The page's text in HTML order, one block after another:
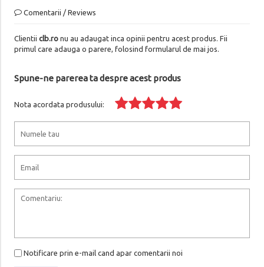
Comentarii / Reviews
Clientii clb.ronu au adaugat inca opinii pentru acest produs. Fii
primul care adauga o parere, folosind formularul de mai jos.
Spune-ne parerea ta despre acest produs
Nota acordata produsului:
Notificare prin e-mail cand apar comentarii noi